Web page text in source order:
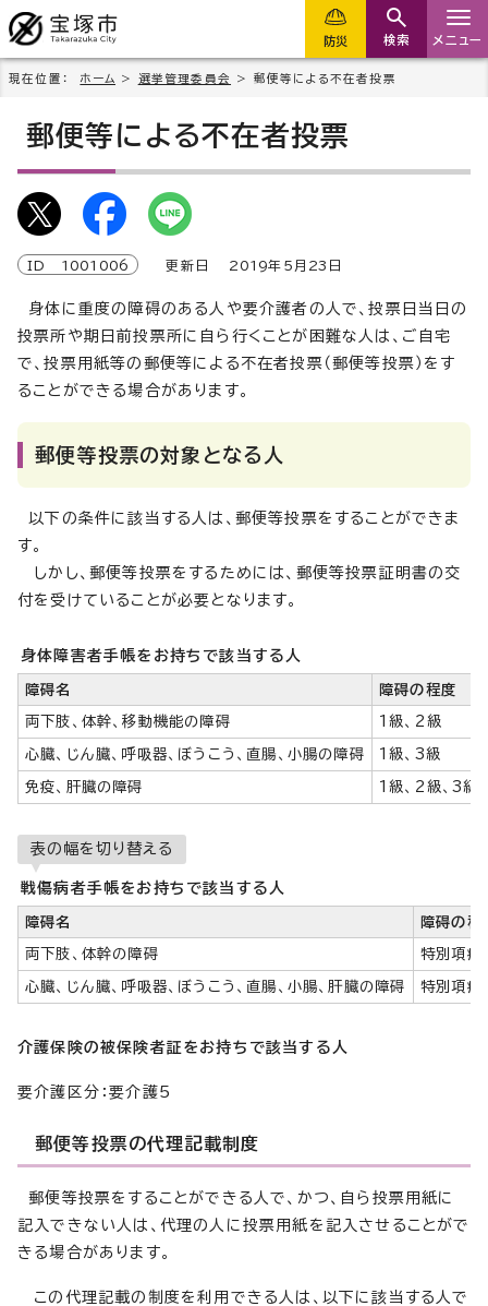
防災 検索 メニュー
現在位置： ホーム > 選挙管理委員会 > 郵便等による不在者投票
郵便等による不在者投票
ID 1001006 更新日 2019年5月 23 日
身体に重度の障碍のある人や要介護者の人で、投票日当日の
投票所や期日前投票所に自ら行くことが困難な人は、ご自宅
で、投票用紙等の郵便等による不在者投票（郵便等投票）をす
ることができる場合があります。
郵便等投票の対象となる人
以下の条件に該当する人は、郵便等投票をすることができま
す。
しかし、郵便等投票をするためには、郵便等投票証明書の交
付を受けていることが必要となります。
身体障害者手帳をお持ちで該当する人
障碍名 障碍の程度
両下肢、体幹、移動機能の障碍 1級、2級
心臓、じん臓、呼吸器、ぼうこう、直腸、小腸の障碍 1級、3級
免疫、肝臓の障碍 1級、2級、3級
表の幅を切り替える
戦傷病者手帳をお持ちで該当する人
障碍名 障碍の程
両下肢、体幹の障碍 特別項症
心臓、じん臓、呼吸器、ぼうこう、直腸、小腸、肝臓の障碍 特別項症
介護保険の被保険者証をお持ちで該当する人
要介護区分：要介護5
郵便等投票の代理記載制度
郵便等投票をすることができる人で、かつ、自ら投票用紙に
記入できない人は、代理の人に投票用紙を記入させることがで
きる場合があります。
この代理記載の制度を利用できる人は、以下に該当する人で